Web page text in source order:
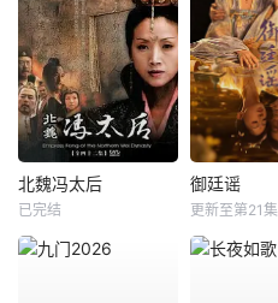
北魏冯太后
已完结
御廷谣
更新至第21集